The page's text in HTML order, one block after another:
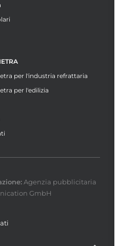
per l'industria refrattaria
per l'edilizia
: Agenzia pubblicitaria
GmbH